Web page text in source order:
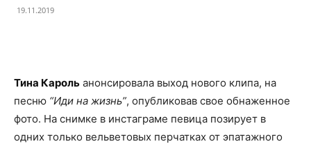
19.11.2019
Тина Кароль анонсировала выход нового клипа, на
песню “Иди на жизнь”, опубликовав свое обнаженное
фото. На снимке в инстаграме певица позирует в
одних только вельветовых перчатках от эпатажного